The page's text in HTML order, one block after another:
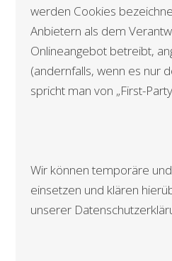
werden Cookies
Anbietern als dem
Onlineangebot betreibt,
(andernfalls, wenn es nur
spricht man von „First-
Wir können temporäre
einsetzen und klären
unserer